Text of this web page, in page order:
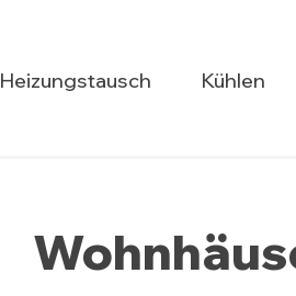
Heizungstausch Kühlen